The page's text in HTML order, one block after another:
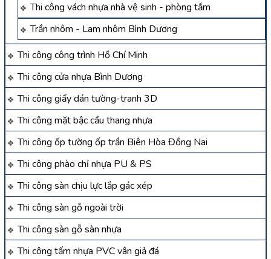
Thi công vách nhựa nhà vệ sinh - phòng tắm
Trần nhôm - Lam nhôm Bình Dương
Thi công công trình Hồ Chí Minh
Thi công cửa nhựa Bình Dương
Thi công giấy dán tường-tranh 3D
Thi công mặt bậc cầu thang nhựa
Thi công ốp tường ốp trần Biên Hòa Đồng Nai
Thi công phào chỉ nhựa PU & PS
Thi công sàn chịu lực lắp gác xép
Thi công sàn gỗ ngoài trời
Thi công sàn gỗ sàn nhựa
Thi công tấm nhựa PVC vân giả đá